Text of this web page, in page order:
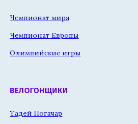
Чемпионат мира
Чемпионат Европы
Олимпийские игры
ВЕЛОГОНЩИКИ
Тадей Погачар